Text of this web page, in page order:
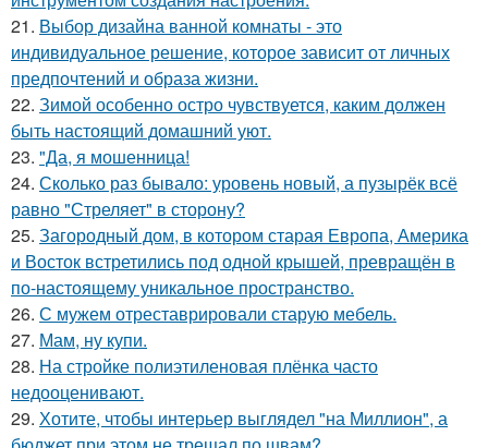
21. Выбор дизайна ванной комнаты - это
индивидуальное решение, которое зависит от личных
предпочтений и образа жизни.
22. Зимой особенно остро чувствуется, каким должен
быть настоящий домашний уют.
23. "Да, я мошенница!
24. Сколько раз бывало: уровень новый, а пузырёк всё
равно "Стреляет" в сторону?
25. Загородный дом, в котором старая Европа, Америка
и Восток встретились под одной крышей, превращён в
по-настоящему уникальное пространство.
26. С мужем отреставрировали старую мебель.
27. Мам, ну купи.
28. На стройке полиэтиленовая плёнка часто
недооценивают.
29. Хотите, чтобы интерьер выглядел "на Миллион", а